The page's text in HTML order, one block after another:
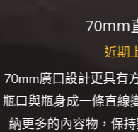
70mm
近期
70mm廣口設計更具有
瓶口與瓶身成一條直線
納更多的內容物，保持